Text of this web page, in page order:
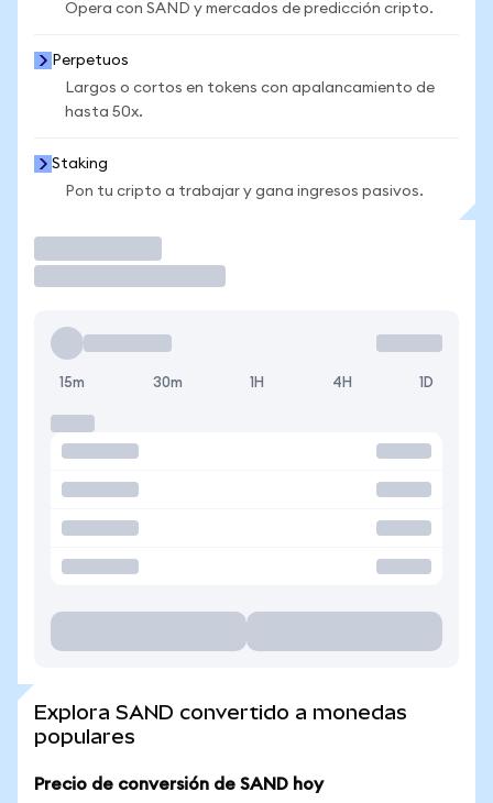
Opera con SAND y mercados de predicción cripto.
Perpetuos
Largos o cortos en tokens con apalancamiento de
hasta 50x.
Staking
Pon tu cripto a trabajar y gana ingresos pasivos.
15m 30m 1H 4H 1D
Explora SAND convertido a monedas
populares
Precio de conversión de SAND hoy